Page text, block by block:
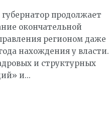
продолжает
окончательной
регионом даже
нахождения у власти.
и структурных
и...